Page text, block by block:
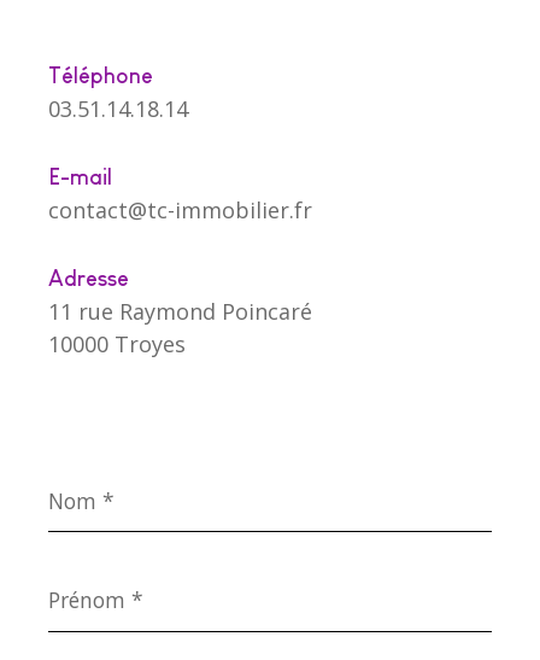
Téléphone
03.51.14.18.14
E-mail
contact@tc-immobilier.fr
Adresse
11 rue Raymond Poincaré
10000 Troyes
*
*